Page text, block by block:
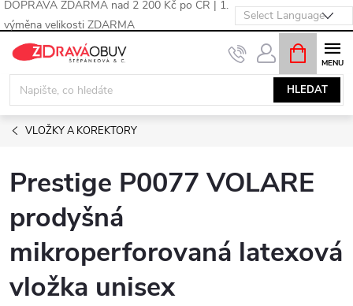
DOPRAVA ZDARMA nad 2 200 Kč po ČR | 1.
výměna velikosti ZDARMA
Přejít
obsah
HLEDAT
NÁKUPNÍ
KOŠÍK
VLOŽKY A KOREKTORY
Prestige P0077 VOLARE
prodyšná
mikroperforovaná latexová
vložka unisex